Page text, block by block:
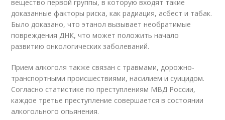
вещество первой группы, в которую входят такие
доказанные факторы риска, как радиация, асбест и табак.
Было доказано, что этанол вызывает необратимые
повреждения ДНК, что может положить начало
развитию онкологических заболеваний.
Прием алкоголя также связан с травмами, дорожно-
транспортными происшествиями, насилием и суицидом.
Согласно статистике по преступлениям МВД России,
каждое третье преступление совершается в состоянии
алкогольного опьянения.